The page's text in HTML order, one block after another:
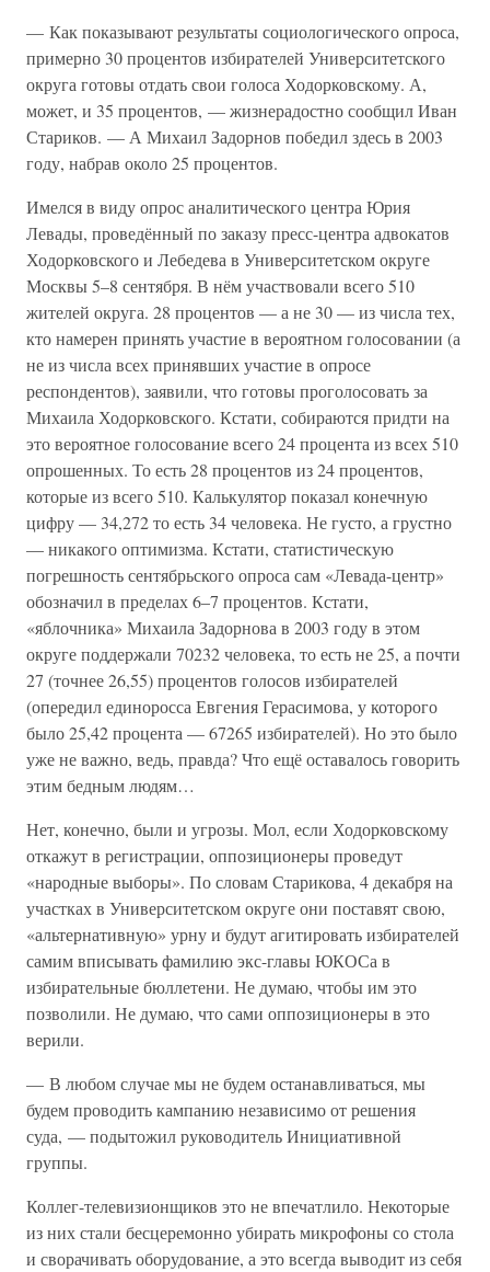
— Как показывают результаты социологического опроса,
примерно 30 процентов избирателей Университетского
округа готовы отдать свои голоса Ходорковскому. А,
может, и 35 процентов, — жизнерадостно сообщил Иван
Стариков. — А Михаил Задорнов победил здесь в 2003
году, набрав около 25 процентов.
Имелся в виду опрос аналитического центра Юрия
Левады, проведённый по заказу пресс-центра адвокатов
Ходорковского и Лебедева в Университетском округе
Москвы 5–8 сентября. В нём участвовали всего 510
жителей округа. 28 процентов — а не 30 — из числа тех,
кто намерен принять участие в вероятном голосовании (а
не из числа всех принявших участие в опросе
респондентов), заявили, что готовы проголосовать за
Михаила Ходорковского. Кстати, собираются придти на
это вероятное голосование всего 24 процента из всех 510
опрошенных. То есть 28 процентов из 24 процентов,
которые из всего 510. Калькулятор показал конечную
цифру — 34,272 то есть 34 человека. Не густо, а грустно
— никакого оптимизма. Кстати, статистическую
погрешность сентябрьского опроса сам «Левада-центр»
обозначил в пределах 6–7 процентов. Кстати,
«яблочника» Михаила Задорнова в 2003 году в этом
округе поддержали 70232 человека, то есть не 25, а почти
27 (точнее 26,55) процентов голосов избирателей
(опередил единоросса Евгения Герасимова, у которого
было 25,42 процента — 67265 избирателей). Но это было
уже не важно, ведь, правда? Что ещё оставалось говорить
этим бедным людям…
Нет, конечно, были и угрозы. Мол, если Ходорковскому
откажут в регистрации, оппозиционеры проведут
«народные выборы». По словам Старикова, 4 декабря на
участках в Университетском округе они поставят свою,
«альтернативную» урну и будут агитировать избирателей
самим вписывать фамилию экс-главы ЮКОСа в
избирательные бюллетени. Не думаю, чтобы им это
позволили. Не думаю, что сами оппозиционеры в это
верили.
— В любом случае мы не будем останавливаться, мы
будем проводить кампанию независимо от решения
суда, — подытожил руководитель Инициативной
группы.
Коллег-телевизионщиков это не впечатлило. Некоторые
из них стали бесцеремонно убирать микрофоны со стола
и сворачивать оборудование, а это всегда выводит из себя